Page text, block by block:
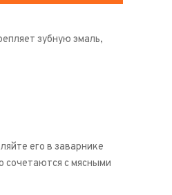
зубную эмаль,
его в заварнике
сочетаются с мясными